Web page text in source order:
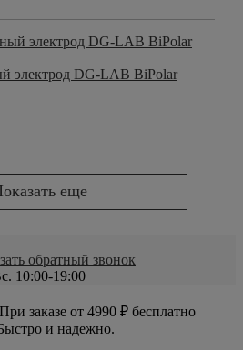
электрод DG-LAB BiPolar
еще
обратный звонок
10:00-19:00
заказе от 4990 ₽ бесплатно
и надежно.